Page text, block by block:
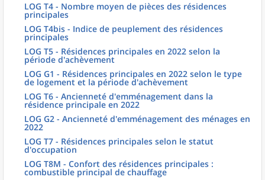
LOG T4 - Nombre moyen de pièces des résidences
principales
LOG T4bis - Indice de peuplement des résidences
principales
LOG T5 - Résidences principales en 2022 selon la
période d'achèvement
LOG G1 - Résidences principales en 2022 selon le type
de logement et la période d'achèvement
LOG T6 - Ancienneté d'emménagement dans la
résidence principale en 2022
LOG G2 - Ancienneté d'emménagement des ménages en
2022
LOG T7 - Résidences principales selon le statut
d'occupation
LOG T8M - Confort des résidences principales :
combustible principal de chauffage